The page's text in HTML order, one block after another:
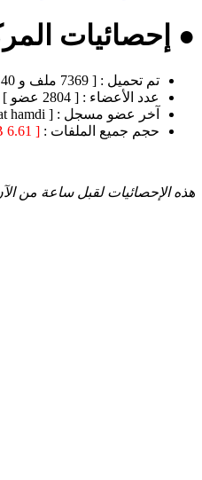
● إحصائيات
تم تحميل : [ 7369 ملف و 40 صورة ]
عدد الأعضاء : [ 2804 عضو ]
آخر عضو مسجل : [ Saadat hamdi ]
حجم جميع الملفات : [ 6.61 GB ]
هذه الإحصائيات لقبل ساعة من